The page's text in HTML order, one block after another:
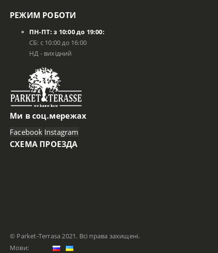
РЕЖИМ РОБОТИ
ПН-ПТ: з 10:00 до 19:00:
СБ: с 10:00 до 16:00
НД - вихідний
Ми в соц.мережах
Facebook Instagram
СХЕМА ПРОЕЗДА
© Parket-Terrasa 2021. Всі права захищені.
Мови: